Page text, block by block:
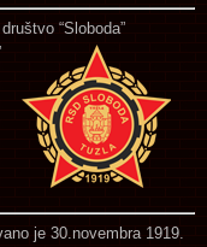
“Sloboda”
je 30.novembra 1919.